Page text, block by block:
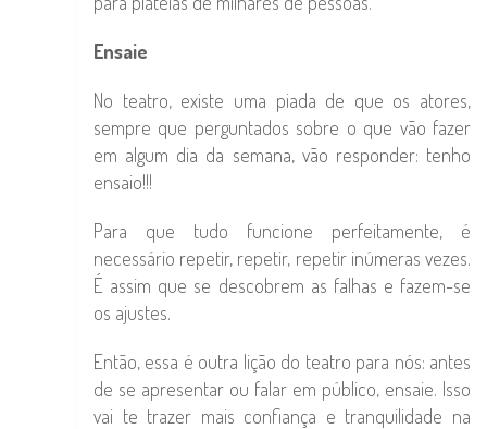
Ensaie
No teatro, existe uma piada de que os atores,
sempre que perguntados sobre o que vão fazer
em algum dia da semana, vão responder: tenho
ensaio!!!
Para que tudo funcione perfeitamente, é
necessário repetir, repetir, repetir inúmeras vezes.
É assim que se descobrem as falhas e fazem-se
os ajustes.
Então, essa é outra lição do teatro para nós: antes
de se apresentar ou falar em público, ensaie. Isso
vai te trazer mais confiança e tranquilidade na